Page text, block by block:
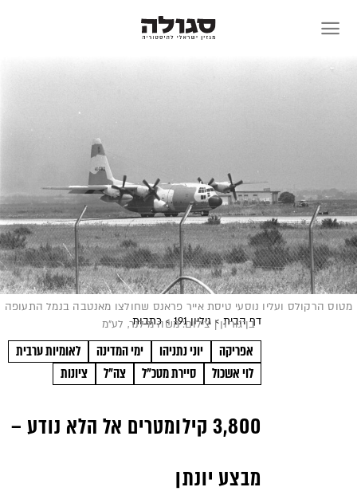
דף הבית> גיליון 191 > כתבות
אפריקה יוני נתניהו ימי המדינה
לאומיות ערבית
לוי אשכול
סיירת מטכ"ל צה"ל ציונות
3,800 קילומטרים אל הלא נודע –
מבצע יונתן
מטוס הרקולס ועליו נוסעי טיסת אייר פראנס שחולצו מאנטבה בנמל התעופה
בן־גוריון | צילום: משה מילנר, לע"מ